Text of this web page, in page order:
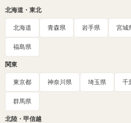
北海道・東北
北海道 青森県 岩手県 宮城
福島県
関東
東京都 神奈川県 埼玉県 千
群馬県
北陸・甲信越